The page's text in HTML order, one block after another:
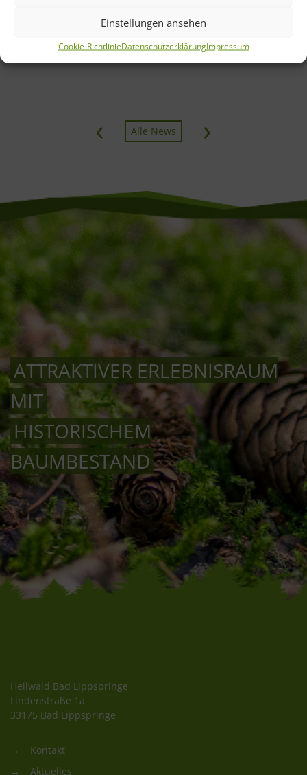
Einstellungen ansehen
Cookie-RichtlinieDatenschutzerklärungImpressum
interessiert, sollte sich Mittwoch, 1. Oktober, oder Mittwoch,
15. Oktober vormerken. Von […]
‹ ›
Alle News
ATTRAKTIVER ERLEBNISRAUM
MIT
HISTORISCHEM
BAUMBESTAND
Heilwald Bad Lippspringe
Lindenstraße 1a
33175 Bad Lippspringe
Kontakt
Aktuelles